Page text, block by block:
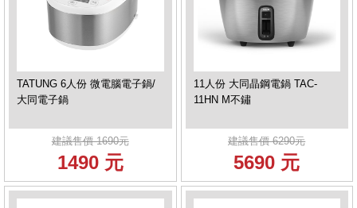
TATUNG 6人份 微電腦電子鍋/
大同電子鍋
建議售價 1690元
1490 元
11人份 大同晶鋼電鍋 TAC-
11HN M不鏽
建議售價 6290元
5690 元